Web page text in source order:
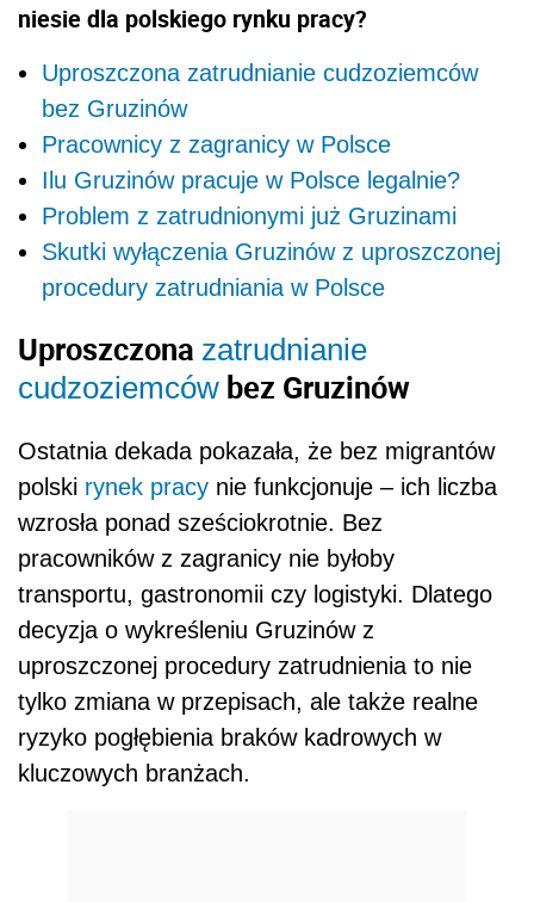
niesie dla polskiego rynku pracy?
Uproszczona zatrudnianie cudzoziemców
bez Gruzinów
Pracownicy z zagranicy w Polsce
Ilu Gruzinów pracuje w Polsce legalnie?
Problem z zatrudnionymi już Gruzinami
Skutki wyłączenia Gruzinów z uproszczonej
procedury zatrudniania w Polsce
Uproszczona zatrudnianie
cudzoziemców bez Gruzinów
Ostatnia dekada pokazała, że bez migrantów
polski rynek pracy nie funkcjonuje – ich liczba
wzrosła ponad sześciokrotnie. Bez
pracowników z zagranicy nie byłoby
transportu, gastronomii czy logistyki. Dlatego
decyzja o wykreśleniu Gruzinów z
uproszczonej procedury zatrudnienia to nie
tylko zmiana w przepisach, ale także realne
ryzyko pogłębienia braków kadrowych w
kluczowych branżach.